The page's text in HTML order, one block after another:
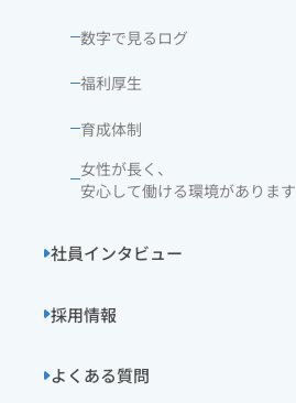
数字で見るログ
福利厚生
育成体制
女性が長く、
安心して働ける環境があります
社員インタビュー
採用情報
よくある質問